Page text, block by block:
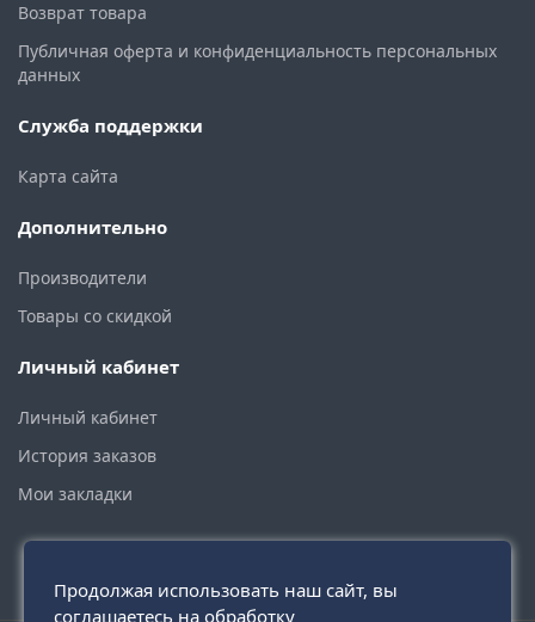
Возврат товара
Публичная оферта и конфиденциальность персональных
данных
Служба поддержки
Карта сайта
Дополнительно
Производители
Товары со скидкой
Личный кабинет
Личный кабинет
История заказов
Мои закладки
Продолжая использовать наш сайт, вы
соглашаетесь на обработку